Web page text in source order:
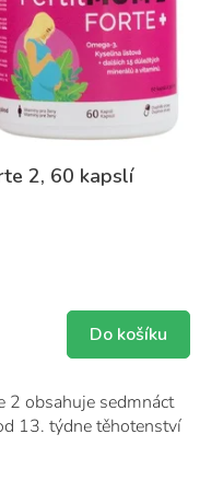
2, 60 kapslí
Do košíku
2 obsahuje sedmnáct
13. týdne těhotenství